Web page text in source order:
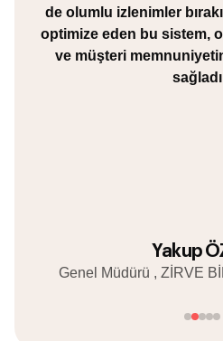
de olumlu izlenimler
optimize eden bu sistem,
ve müşteri
Yakup
Genel Müdürü , ZİRVE